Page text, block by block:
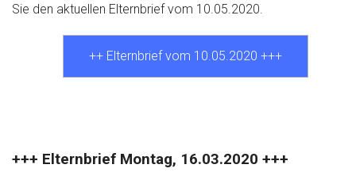
Sie den aktuellen Elternbrief vom 10.05.2020.
++ Elternbrief vom 10.05.2020 +++
+++ Elternbrief Montag, 16.03.2020 +++